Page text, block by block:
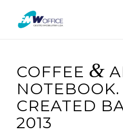
COFFEE &
NOTEBOOK.
CREATED
2013